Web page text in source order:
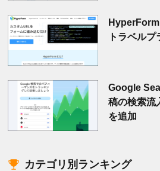
HyperForm
トラベル
Google
稿の検索流
を追加
カテゴリ別ランキング